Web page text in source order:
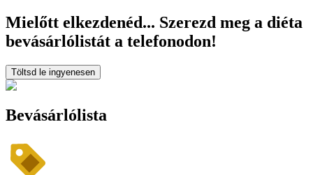
Mielőtt elkezdenéd... Szerezd meg a diéta
bevásárlólistát a telefonodon!
Töltsd le ingyenesen
Bevásárlólista